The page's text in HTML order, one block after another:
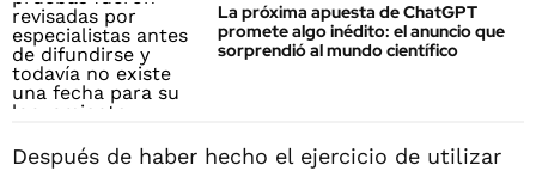
La próxima apuesta de ChatGPT
promete algo inédito: el anuncio que
sorprendió al mundo científico
Después de haber hecho el ejercicio de utilizar